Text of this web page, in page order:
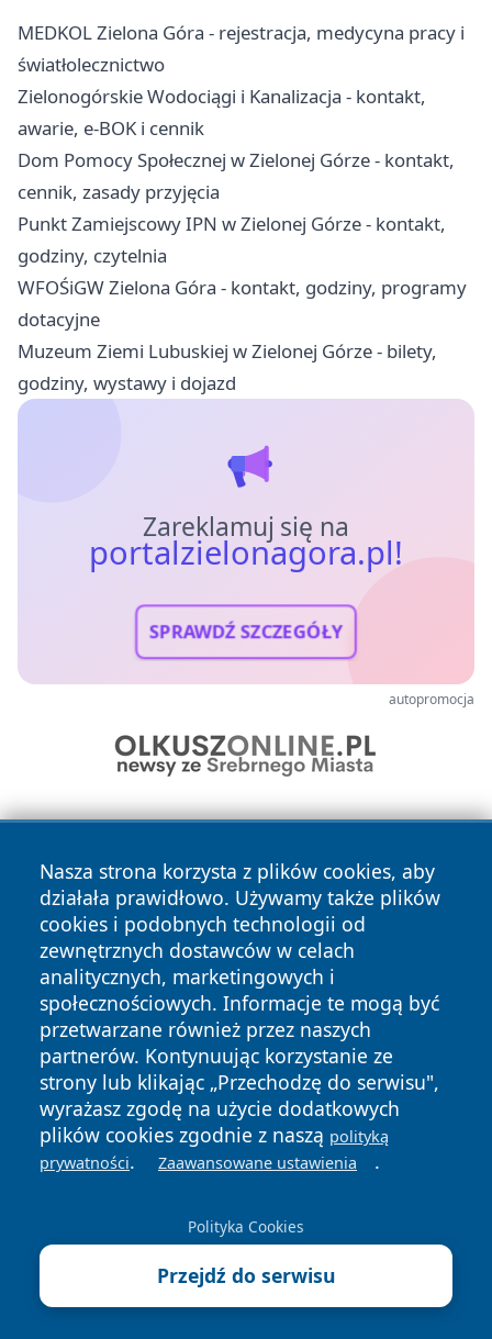
MEDKOL Zielona Góra - rejestracja, medycyna pracy i
światłolecznictwo
Zielonogórskie Wodociągi i Kanalizacja - kontakt,
awarie, e-BOK i cennik
Dom Pomocy Społecznej w Zielonej Górze - kontakt,
cennik, zasady przyjęcia
Punkt Zamiejscowy IPN w Zielonej Górze - kontakt,
godziny, czytelnia
WFOŚiGW Zielona Góra - kontakt, godziny, programy
dotacyjne
Muzeum Ziemi Lubuskiej w Zielonej Górze - bilety,
godziny, wystawy i dojazd
Zareklamuj się na
portalzielonagora.pl!
SPRAWDŹ SZCZEGÓŁY
autopromocja
Nasza strona korzysta z plików cookies, aby
działała prawidłowo. Używamy także plików
cookies i podobnych technologii od
zewnętrznych dostawców w celach
analitycznych, marketingowych i
społecznościowych. Informacje te mogą być
przetwarzane również przez naszych
partnerów. Kontynuując korzystanie ze
strony lub klikając „Przechodzę do serwisu",
wyrażasz zgodę na użycie dodatkowych
plików cookies zgodnie z naszą polityką
prywatności. Zaawansowane ustawienia .
Polityka Cookies
Przejdź do serwisu
Copyright © 2026 portalzielonagora.pl Wszystkie prawa
zastrzeżone.
News Autorzy
Polityka
Prywatności
Polityka
Cookies